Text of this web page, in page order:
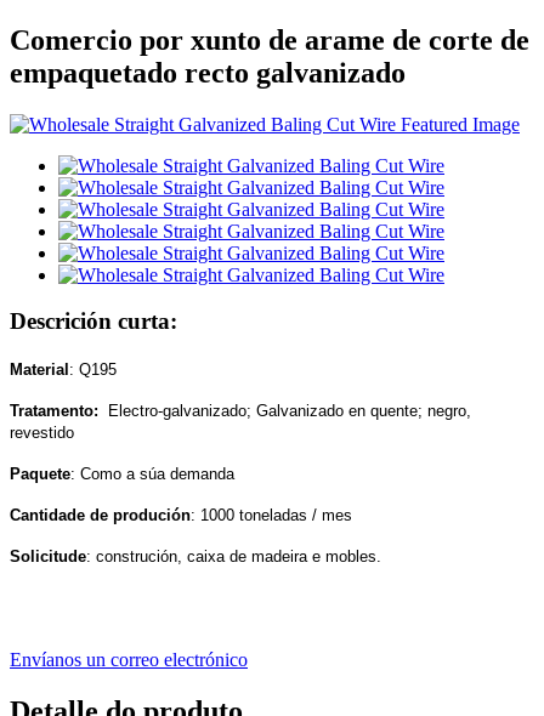
Comercio por xunto de arame de corte de
empaquetado recto galvanizado
Descrición curta:
Material : Q195
Tratamento: Electro-galvanizado; Galvanizado en quente; negro,
revestido
Paquete: Como a súa demanda
Cantidade de produción: 1000 toneladas / mes
Solicitude: construción, caixa de madeira e mobles.
Envíanos un correo electrónico